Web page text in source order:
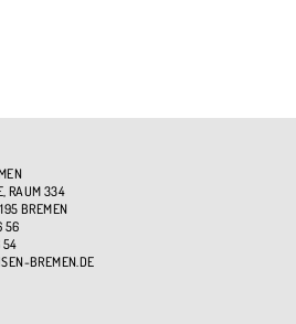
RAUM 334
BREMEN
56
54
BREMEN.DE